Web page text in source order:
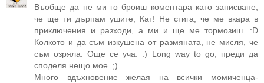
Въобще да не ми го броиш коментара като записване,
че ще ти дърпам ушите, Кат! Не стига, че ме вкара в
приключения и разходи, а ми и ще ме тормозиш. :D
Колкото и да съм изкушена от размяната, не мисля, че
съм озряла. Още се уча. :) Long way to go, преди да
споделя нещо мое. ;)
Много вдъхновение желая на всички момиченца-